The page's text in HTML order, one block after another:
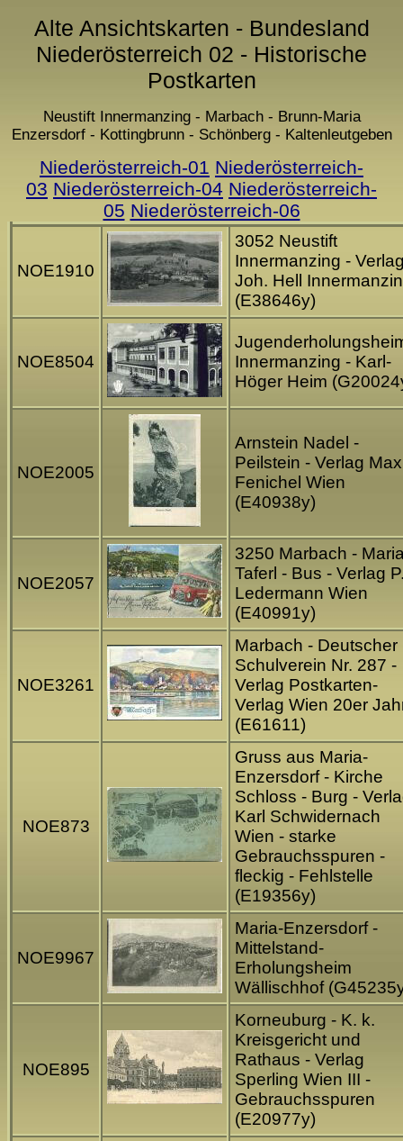
Alte Ansichtskarten - Bundesland
Niederösterreich 02 - Historische
Postkarten
Neustift Innermanzing - Marbach - Brunn-Maria
Enzersdorf - Kottingbrunn - Schönberg - Kaltenleutgeben
Niederösterreich-01 Niederösterreich-
03 Niederösterreich-04 Niederösterreich-
05 Niederösterreich-06
NOE1910
3052 Neustift
Innermanzing -
Joh. Hell
(E38646y)
NOE8504
Innermanzing - Karl-
Höger Heim
NOE2005
Arnstein Nadel -
Peilstein - Verlag Max
Fenichel Wien
(E40938y)
NOE2057
3250 Marbach -
Taferl - Bus - Verlag
Ledermann Wien
(E40991y)
NOE3261
Marbach - Deutscher
Schulverein Nr. 287 -
Verlag Postkarten-
Verlag Wien 20er
(E61611)
NOE873
Gruss aus Maria-
Enzersdorf - Kirche
Schloss - Burg -
Karl Schwidernach
Wien - starke
Gebrauchsspuren -
fleckig - Fehlstelle
(E19356y)
NOE9967
Maria-Enzersdorf -
Mittelstand-
Erholungsheim
Wällischhof
NOE895
Korneuburg - K. k.
Kreisgericht und
Rathaus - Verlag
Sperling Wien III -
Gebrauchsspuren
(E20977y)